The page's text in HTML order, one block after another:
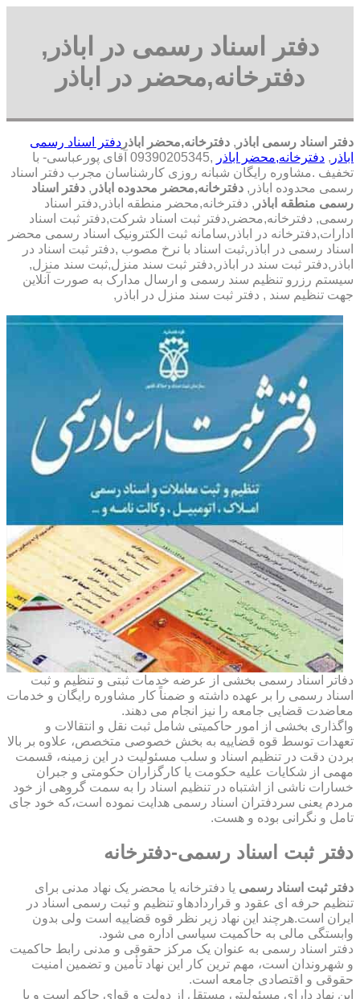
دفتر اسناد رسمی در اباذر,
دفترخانه,محضر در اباذر
دفتر اسناد رسمی اباذر , دفترخانه,محضر اباذر دفتر اسناد رسمی
اباذر , دفترخانه,محضر اباذر
,09390205345 آقای پورعباسی- با
تخفیف .مشاوره رايگان شبانه روزی کارشناسان مجرب دفتر اسناد
رسمی محدوده اباذر, دفترخانه,محضر محدوده اباذر , دفتر اسناد
رسمی منطقه اباذر , دفترخانه,محضر منطقه اباذر,دفتر اسناد
رسمی, دفترخانه,محضر,دفتر ثبت اسناد شرکت,دفتر ثبت اسناد
ادارات,دفترخانه در اباذر,سامانه ثبت الکترونیک اسناد رسمی محضر
اسناد رسمی در اباذر,ثبت اسناد با نرخ مصوب ,دفتر ثبت اسناد در
اباذر,دفتر ثبت سند در اباذر,دفتر ثبت سند منزل,ثبت سند منزل,
سیستم رزرو تنظیم سند رسمی و ارسال مدارک به صورت آنلاین
جهت تنظیم سند , دفتر ثبت سند منزل در اباذر,
دفاتر اسناد رسمی بخشی از عرضه خدمات ثبتی و تنظیم و ثبت
اسناد رسمی را بر عهده داشته و ضمناً کار مشاوره رایگان و خدمات
معاضدت قضایی جامعه را نیز انجام می دهند.
واگذاری بخشی از امور حاکمیتی شامل ثبت نقل و انتقالات و
تعهدات توسط قوه قضاییه به بخش خصوصی متخصص، علاوه بر بالا
بردن دقت در تنظیم اسناد و سلب مسئولیت در این زمینه، قسمت
مهمی از شکایات علیه حکومت یا کارگزاران حکومتی و جبران
خسارات ناشی از اشتباه در تنظیم اسناد را به سمت گروهی از خود
مردم یعنی سردفتران اسناد رسمی هدایت نموده است،که خود جای
تامل و نگرانی بوده و هست.
دفتر ثبت اسناد رسمی-دفترخانه
دفتر ثبت اسناد رسمی یا دفترخانه یا محضر یک نهاد مدنی برای
تنظیم حرفه ای عقود و قراردادهاو تنظیم و ثبت رسمی اسناد در
ایران است.هرچند این نهاد زیر نظر قوه قضاییه است ولی بدون
وابستگی مالی به حاکمیت سیاسی اداره می شود.
دفتر اسناد رسمی به عنوان یک مرکز حقوقی و مدنی رابط حاکمیت
و شهروندان است، مهم ترین کار این نهاد تأمین و تضمین امنیت
حقوقی و اقتصادی جامعه است.
این نهاد دارای مسئولیتی مستقل از دولت و قوای حاکم است و با